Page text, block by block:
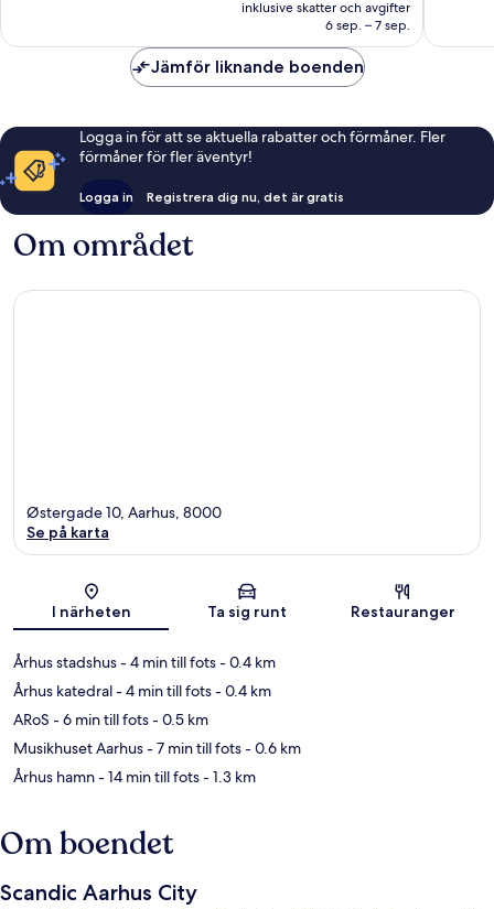
1 076 kr
inklusive skatter och avgifter
6 sep. – 7 sep.
Jämför liknande boenden
Logga in för att se aktuella rabatter och förmåner. Fler
förmåner för fler äventyr!
Logga in Registrera dig nu, det är gratis
Om området
Karta
Østergade 10, Aarhus, 8000
Se på karta
I närheten Ta sig runt Restauranger
Århus stadshus- 4 min till fots- 0.4 km
Århus katedral- 4 min till fots- 0.4 km
ARoS - 6 min till fots- 0.5 km
Musikhuset Aarhus- 7 min till fots- 0.6 km
Århus hamn- 14 min till fots- 1.3 km
Om boendet
Scandic Aarhus City